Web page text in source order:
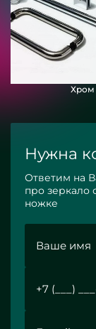
Хром
Нужна
Ответим на
про зеркало
ножке